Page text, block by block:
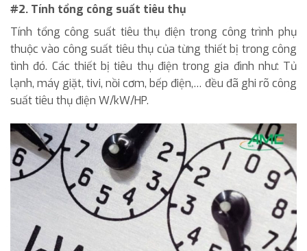
#2. Tính tổng công suất tiêu thụ
Tính tổng công suất tiêu thụ điện trong công trình phụ
thuộc vào công suất tiêu thụ của từng thiết bị trong công
tình đó. Các thiết bị tiêu thụ điện trong gia đình như: Tủ
lạnh, máy giặt, tivi, nồi cơm, bếp điện,… đều đã ghi rõ công
suất tiêu thụ điện W/kW/HP.